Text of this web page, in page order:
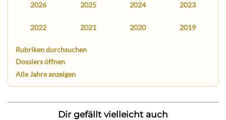
2026 2025 2024 2023
2022 2021 2020 2019
Rubriken durchsuchen
Dossiers öffnen
Alle Jahre anzeigen
Dir gefällt vielleicht auch